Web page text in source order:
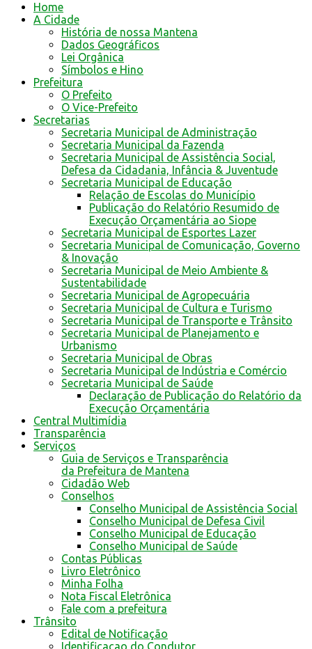
Home
A Cidade
História de nossa Mantena
Dados Geográficos
Lei Orgânica
Símbolos e Hino
Prefeitura
O Prefeito
O Vice-Prefeito
Secretarias
Secretaria Municipal de Administração
Secretaria Municipal da Fazenda
Secretaria Municipal de Assistência Social,
Defesa da Cidadania, Infância & Juventude
Secretaria Municipal de Educação
Relação de Escolas do Município
Publicação do Relatório Resumido de
Execução Orçamentária ao Siope
Secretaria Municipal de Esportes Lazer
Secretaria Municipal de Comunicação, Governo
& Inovação
Secretaria Municipal de Meio Ambiente &
Sustentabilidade
Secretaria Municipal de Agropecuária
Secretaria Municipal de Cultura e Turismo
Secretaria Municipal de Transporte e Trânsito
Secretaria Municipal de Planejamento e
Urbanismo
Secretaria Municipal de Obras
Secretaria Municipal de Indústria e Comércio
Secretaria Municipal de Saúde
Declaração de Publicação do Relatório da
Execução Orçamentária
Central Multimídia
Transparência
Serviços
Guia de Serviços e Transparência
da Prefeitura de Mantena
Cidadão Web
Conselhos
Conselho Municipal de Assistência Social
Conselho Municipal de Defesa Civil
Conselho Municipal de Educação
Conselho Municipal de Saúde
Contas Públicas
Livro Eletrônico
Minha Folha
Nota Fiscal Eletrônica
Fale com a prefeitura
Trânsito
Edital de Notificação
Identificacao do Condutor